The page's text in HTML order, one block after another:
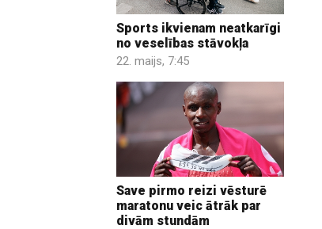
Sports ikvienam neatkarīgi
no veselības stāvokļa
22. maijs, 7:45
Save pirmo reizi vēsturē
maratonu veic ātrāk par
divām stundām